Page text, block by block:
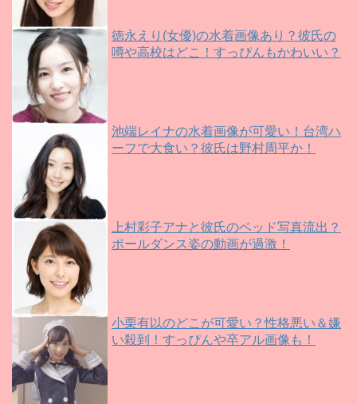
徳永えり(女優)の水着画像あり？彼氏の
噂や高校はどこ！すっぴんもかわいい？
池端レイナの水着画像が可愛い！台湾ハ
ーフで大食い？彼氏は野村周平か！
上村彩子アナと彼氏のベッド写真流出？
ポールダンス姿の動画が過激！
小栗有以のどこが可愛い？性格悪い＆嫌
い殺到！すっぴんや卒アル画像も！